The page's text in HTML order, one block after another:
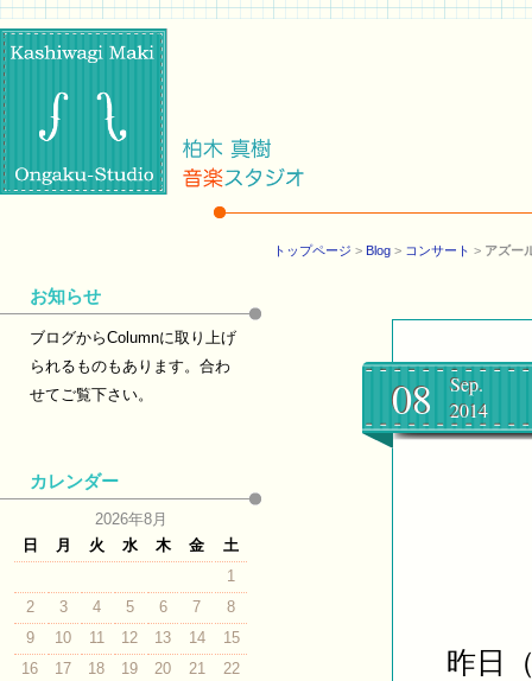
トップページ > Blog > コンサート > アズー
08
Sep.
2014
昨日
お知らせ
ブログからColumnに取り上げ
られるものもあります。合わ
せてご覧下さい。
カレンダー
2026年8月
日
月 火 水 木 金
土
1
2
3 4 5 6 7
8
9
10 11 12 13 14
15
16
17 18 19 20 21
22